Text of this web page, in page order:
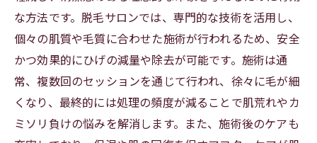
な方法です。脱毛サロンでは、専門的な技術を活用し、
個々の肌質や毛質に合わせた施術が行われるため、安全
かつ効果的にひげの減量や除去が可能です。施術は通
常、複数回のセッションを通じて行われ、徐々に毛が細
くなり、最終的には処理の頻度が減ることで肌荒れやカ
ミソリ負けの悩みを解消します。また、施術後のケアも